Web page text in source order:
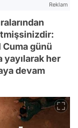
Reklam
günü
yayılarak her
devam